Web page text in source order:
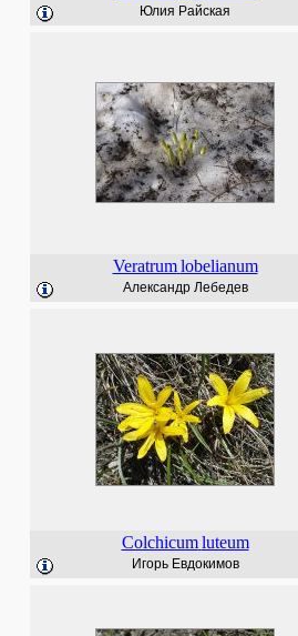
Юлия Райская
Veratrum lobelianum
Александр Лебедев
Colchicum luteum
Игорь Евдокимов